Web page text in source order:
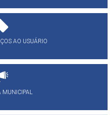
AO USUÁRIO
MUNICIPAL